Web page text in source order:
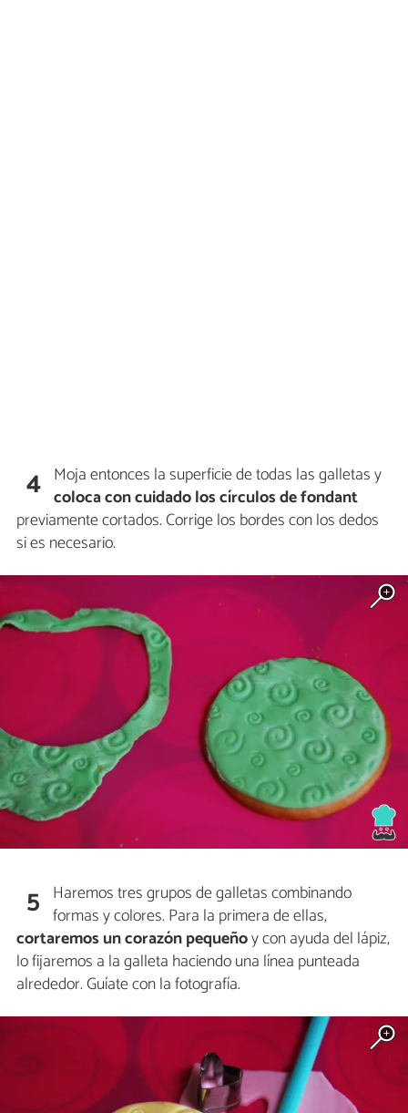
4 Moja entonces la superficie de todas las galletas y
coloca con cuidado los círculos de fondant
previamente cortados. Corrige los bordes con los dedos
si es necesario.
5 Haremos tres grupos de galletas combinando
formas y colores. Para la primera de ellas,
cortaremos un corazón pequeñoy con ayuda del lápiz,
lo fijaremos a la galleta haciendo una línea punteada
alrededor. Guíate con la fotografía.